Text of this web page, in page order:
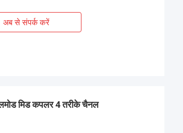
अब से संपर्क करें
मिड कपलर 4 तरीके चैनल